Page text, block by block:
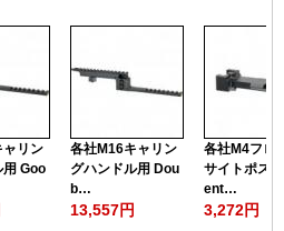
ャリン
用 Goo
各社M16キャリン
グハンドル用 Dou
b…
13,557円
各社M4フロ
サイトポス
ent…
3,272円